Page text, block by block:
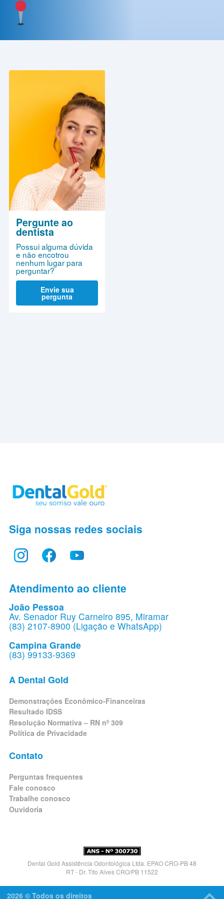
Contato
Política
Pergunte ao
dentista
Possui alguma dúvida
e não encotrou
nenhum lugar para
perguntar?
Envie sua
pergunta
Siga nossas redes sociais
Atendimento ao cliente
João Pessoa
Av. Senador Ruy Carneiro 895, Miramar
(83) 2107-8900 (Ligação e WhatsApp)
Campina Grande
(83) 99133-9369
A Dental Gold
Demonstrações Econômico-Financeiras
Resultado IDSS
Resolução Normativa – RN nº 309
Política de Privacidade
Contato
Perguntas frequentes
Fale conosco
Trabalhe conosco
Ouvidoria
Dental Gold Assistência Odontológica Ltda. EPAO CRO-PB 48
RT - Dr. Tito Alves CRO/PB 11522
2026 © Todos os direitos